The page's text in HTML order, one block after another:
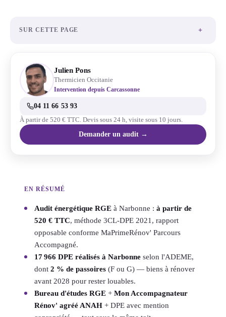
SUR CETTE PAGE +
Julien Pons
Thermicien Occitanie
Intervention depuis Carcassonne
04 11 66 53 93
À partir de 520 € TTC. Devis sous 24 h, visite sous 10 jours.
Demander un audit →
EN RÉSUMÉ
Audit énergétique RGE à Narbonne : à partir de
520 € TTC, méthode 3CL-DPE 2021, rapport
opposable conforme MaPrimeRénov' Parcours
Accompagné.
17 966 DPE réalisés à Narbonne selon l'ADEME,
dont 2 % de passoires (F ou G) — biens à rénover
avant 2028 pour rester louables.
Bureau d'études RGE + Mon Accompagnateur
Rénov' agréé ANAH + DPE avec mention